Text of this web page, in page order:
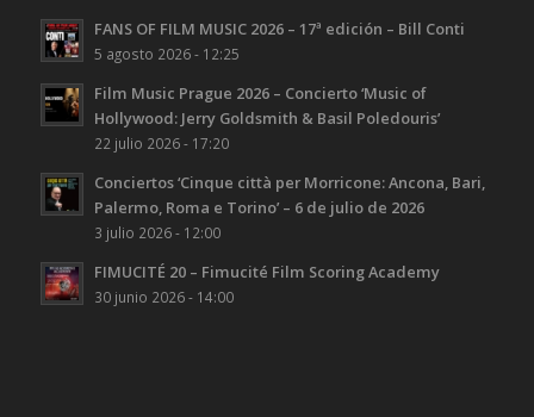
FANS OF FILM MUSIC 2026 – 17ª edición – Bill Conti
5 agosto 2026 - 12:25
Film Music Prague 2026 – Concierto ‘Music of
Hollywood: Jerry Goldsmith & Basil Poledouris’
22 julio 2026 - 17:20
Conciertos ‘Cinque città per Morricone: Ancona, Bari,
Palermo, Roma e Torino’ – 6 de julio de 2026
3 julio 2026 - 12:00
FIMUCITÉ 20 – Fimucité Film Scoring Academy
30 junio 2026 - 14:00